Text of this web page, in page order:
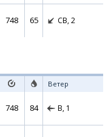
748 65 СВ, 2
Ветер
748 84 В, 1